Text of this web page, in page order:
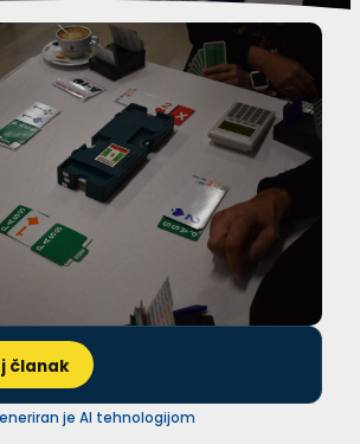
članak
je AI tehnologijom